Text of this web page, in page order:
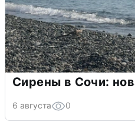
Сирены в Сочи:
6 августа 0